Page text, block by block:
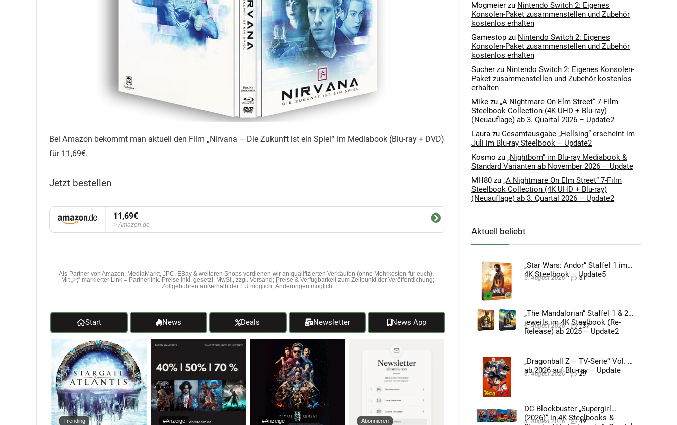
Bei Amazon bekommt man aktuell den Film „Nirvana – Die Zukunft ist ein Spiel“ im Mediabook (Blu-ray + DVD)
für 11,69€.
Jetzt bestellen
11,69€
Amazon.de
Als Partner von Amazon, MediaMarkt, JPC, EBay & weiteren Shops verdienen wir an qualifizierten Verkäufen (ohne Mehrkosten für euch) –
Mit „>;“ markierter Link = Partnerlink. Preise inkl. gesetzl. MwSt., zzgl. Versand; Preise & Verfügbarkeit zum Zeitpunkt der Veröffentlichung;
Zollgebühren außerhalb der EU möglich; Änderungen möglich.
Start News Deals Newsletter News App
Trending #Anzeige #Anzeige Abonnieren
Mogmeier zu Nintendo Switch 2: Eigenes
Konsolen-Paket zusammenstellen und Zubehör
kostenlos erhalten
Gamestop zu Nintendo Switch 2: Eigenes
Konsolen-Paket zusammenstellen und Zubehör
kostenlos erhalten
Sucher zu Nintendo Switch 2: Eigenes Konsolen-
Paket zusammenstellen und Zubehör kostenlos
erhalten
Mike zu „A Nightmare On Elm Street“ 7-Film
Steelbook Collection (4K UHD + Blu-ray)
(Neuauflage) ab 3. Quartal 2026 – Update2
Laura zu Gesamtausgabe „Hellsing“ erscheint im
Juli im Blu-ray Steelbook – Update2
Kosmo zu „Nightborn“ im Blu-ray Mediabook &
Standard Varianten ab November 2026 – Update
MH80 zu „A Nightmare On Elm Street“ 7-Film
Steelbook Collection (4K UHD + Blu-ray)
(Neuauflage) ab 3. Quartal 2026 – Update2
Aktuell beliebt
„Star Wars: Andor“ Staffel 1 im
4K Steelbook – Update5
5. August 2026 61
„The Mandalorian“ Staffel 1 & 2
jeweils im 4K Steelbook (Re-
Release) ab 2025 – Update2
5. August 2026 137
„Dragonball Z – TV-Serie“ Vol. 4
ab 2026 auf Blu-ray – Update
6. August 2026 29
DC-Blockbuster „Supergirl
(2026)“ in 4K Steelbooks &
3. August 2026 49